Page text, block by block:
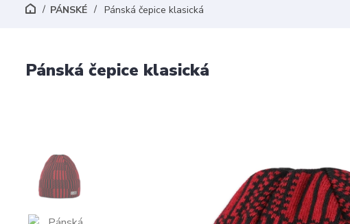
PÁNSKÉ Pánská čepice klasická
Pánská čepice klasická